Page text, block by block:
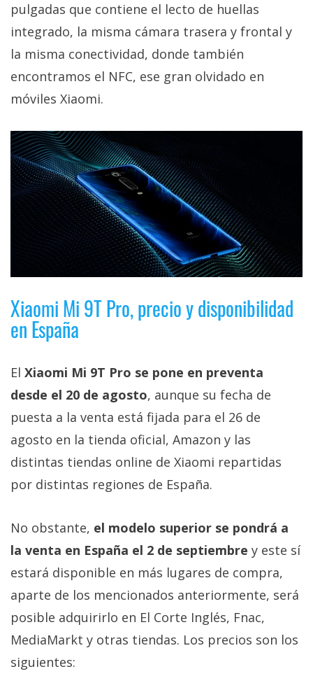
pulgadas que contiene el lecto de huellas
integrado, la misma cámara trasera y frontal y
la misma conectividad, donde también
encontramos el NFC, ese gran olvidado en
móviles Xiaomi.
Xiaomi Mi 9T Pro, precio y disponibilidad
en España
El Xiaomi Mi 9T Pro se pone en preventa
desde el 20 de agosto, aunque su fecha de
puesta a la venta está fijada para el 26 de
agosto en la tienda oficial, Amazon y las
distintas tiendas online de Xiaomi repartidas
por distintas regiones de España.
No obstante, el modelo superior se pondrá a
la venta en España el 2 de septiembre y este sí
estará disponible en más lugares de compra,
aparte de los mencionados anteriormente, será
posible adquirirlo en El Corte Inglés, Fnac,
MediaMarkt y otras tiendas. Los precios son los
siguientes: